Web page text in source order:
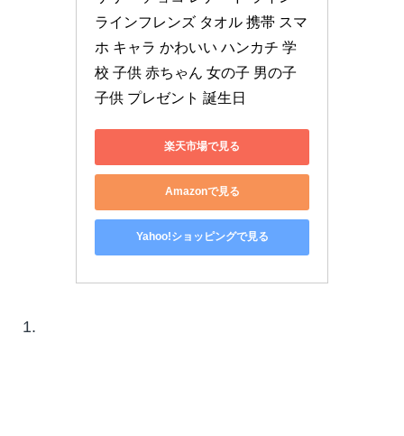
ラインフレンズ タオル 携帯 スマ
ホ キャラ かわいい ハンカチ 学
校 子供 赤ちゃん 女の子 男の子
子供 プレゼント 誕生日
楽天市場で見る
Amazonで見る
Yahoo!ショッピングで見る